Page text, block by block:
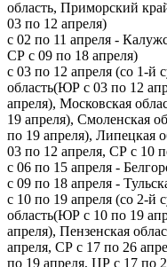
область, Приморский
03 по 12 апреля)
с 02 по 11 апреля -
СР с 09 по 18 апреля)
с 03 по 12 апреля (со 1-й
область(ЮР с 03 по 12
апреля), Московская
19 апреля), Смоленская
по 19 апреля), Липецкая
03 по 12 апреля, СР с 10
с 06 по 15 апреля -
с 09 по 18 апреля -
с 10 по 19 апреля (со 2-й
область(ЮР с 10 по 19
апреля), Пензенская
апреля, СР с 17 по 26
по 19 апреля, ЦР с 17 по